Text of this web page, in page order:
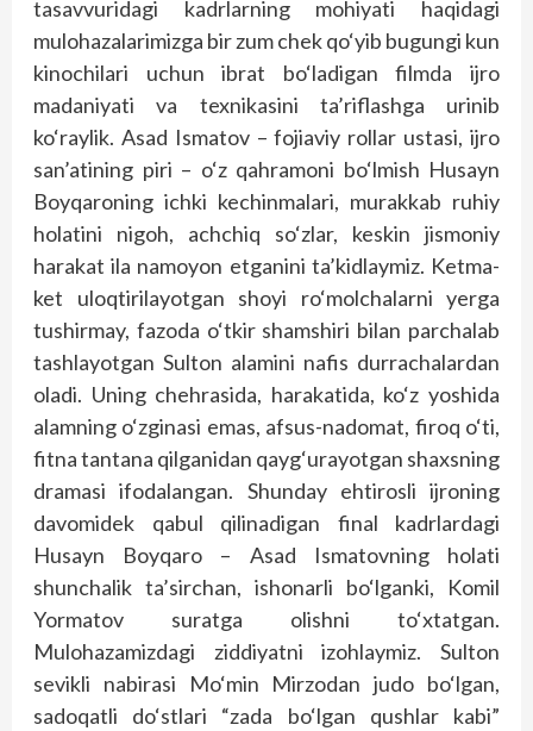
tasavvuridagi kadrlarning mohiyati haqidagi
mulohazalarimizga bir zum chek qo‘yib bugungi kun
kinochilari uchun ibrat bo‘ladigan filmda ijro
madaniyati va texnikasini ta’riflashga urinib
ko‘raylik. Asad Ismatov – fojiaviy rollar ustasi, ijro
san’atining piri – o‘z qahramoni bo‘lmish Husayn
Boyqaroning ichki kechinmalari, murakkab ruhiy
holatini nigoh, achchiq so‘zlar, keskin jismoniy
harakat ila namoyon etganini ta’kidlaymiz. Ketma-
ket uloqtirilayotgan shoyi ro‘molchalarni yerga
tushirmay, fazoda o‘tkir shamshiri bilan parchalab
tashlayotgan Sulton alamini nafis durrachalardan
oladi. Uning chehrasida, harakatida, ko‘z yoshida
alamning o‘zginasi emas, afsus-nadomat, firoq o‘ti,
fitna tantana qilganidan qayg‘urayotgan shaxsning
dramasi ifodalangan. Shunday ehtirosli ijroning
davomidek qabul qilinadigan final kadrlardagi
Husayn Boyqaro – Asad Ismatovning holati
shunchalik ta’sirchan, ishonarli bo‘lganki, Komil
Yormatov suratga olishni to‘xtatgan.
Mulohazamizdagi ziddiyatni izohlaymiz. Sulton
sevikli nabirasi Mo‘min Mirzodan judo bo‘lgan,
sadoqatli do‘stlari “zada bo‘lgan qushlar kabi”